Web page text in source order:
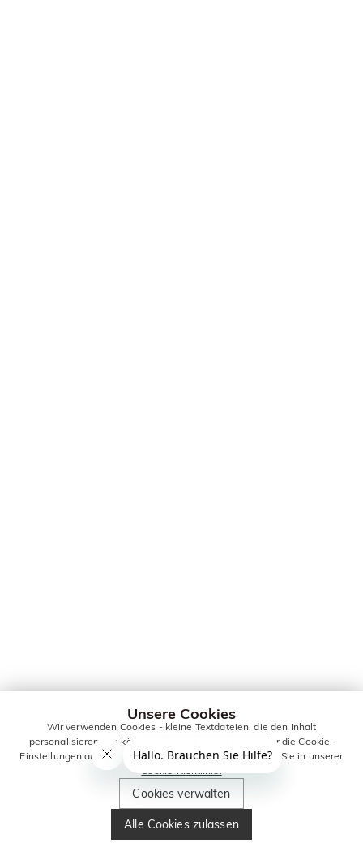
Unsere Cookies
Wir verwenden Cookies - kleine Textdateien, die den Inhalt
personalisieren. Sie können alle Cookies zulassen oder die Cookie-
Einstellungen anpassen. Weitere Informationen erhalten Sie in unserer
Cookie-Richtlinie.
Cookies verwalten
Alle Cookies zulassen